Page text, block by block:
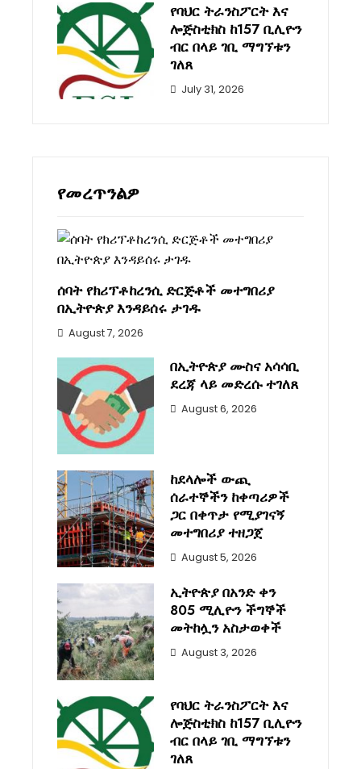
የባህር ትራንስፖርት እና
ሎጅስቲክስ ከ157 ቢሊዮን
ብር በላይ ገቢ ማግኘቱን
ገለጸ
July 31, 2026
የመረጥንልዎ
ሰባት የክሪፕቶከረንሲ ድርጅቶች መተግበሪያ
በኢትዮጵያ እንዳይሰሩ ታገዱ
August 7, 2026
በኢትዮጵያ ሙስና አሳሳቢ
ደረጃ ላይ መድረሱ ተገለጸ
August 6, 2026
ከደላሎች ውጪ
ሰራተኞችን ከቀጣሪዎች
ጋር በቀጥታ የሚያገናኝ
መተግበሪያ ተዘጋጀ
August 5, 2026
ኢትዮጵያ በአንድ ቀን
805 ሚሊዮን ችግኞች
መትከሏን አስታወቀች
August 3, 2026
የባህር ትራንስፖርት እና
ሎጅስቲክስ ከ157 ቢሊዮን
ብር በላይ ገቢ ማግኘቱን
ገለጸ